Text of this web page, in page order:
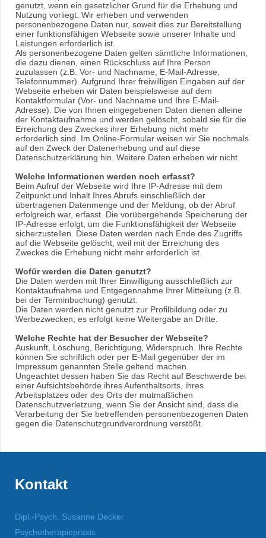
genutzt, wenn ein gesetzlicher Grund für die Erhebung und
Nutzung vorliegt. Wir erheben und verwenden
personenbezogene Daten nur, soweit dies zur Bereitstellung
einer funktionsfähigen Webseite sowie unserer Inhalte und
Leistungen erforderlich ist.
Als personenbezogene Daten gelten sämtliche Informationen,
die dazu dienen, einen Rückschluss auf Ihre Person
zuzulassen (z.B. Vor- und Nachname, E-Mail-Adresse,
Telefonnummer). Aufgrund Ihrer freiwilligen Eingaben auf der
Webseite erheben wir Daten beispielsweise auf dem
Kontaktformular (Vor- und Nachname und Ihre E-Mail-
Adresse). Die von Ihnen eingegebenen Daten dienen alleine
der Kontaktaufnahme und werden gelöscht, sobald sie für die
Erreichung des Zweckes ihrer Erhebung nicht mehr
erforderlich sind. Im Online-Formular weisen wir Sie nochmals
auf den Zweck der Datenerhebung und auf diese
Datenschutzerklärung hin. Weitere Daten erheben wir nicht.
Welche Informationen werden noch erfasst?
Beim Aufruf der Webseite wird Ihre IP-Adresse mit dem
Zeitpunkt und Inhalt Ihres Abrufs einschließlich der
übertragenen Datenmenge und der Meldung, ob der Abruf
erfolgreich war, erfasst. Die vorübergehende Speicherung der
IP-Adresse erfolgt, um die Funktionsfähigkeit der Webseite
sicherzustellen. Diese Daten werden nach Ende des Zugriffs
auf die Webseite gelöscht, weil mit der Erreichung des
Zweckes die Erhebung nicht mehr erforderlich ist.
Wofür werden die Daten genutzt?
Die Daten werden mit Ihrer Einwilligung ausschließlich zur
Kontaktaufnahme und Entgegennahme Ihrer Mitteilung (z.B.
bei der Terminbuchung) genutzt.
Die Daten werden nicht genutzt zur Profilbildung oder zu
Werbezwecken; es erfolgt keine Weitergabe an Dritte.
Welche Rechte hat der Besucher der Webseite?
Auskunft, Löschung, Berichtigung, Widerspruch. Ihre Rechte
können Sie schriftlich oder per E-Mail gegenüber der im
Impressum genannten Stelle geltend machen.
Ungeachtet dessen haben Sie das Recht auf Beschwerde bei
einer Aufsichtsbehörde ihres Aufenthaltsorts, ihres
Arbeitsplatzes oder des Orts der mutmaßlichen
Datenschutzverletzung, wenn Sie der Ansicht sind, dass die
Verarbeitung der Sie betreffenden personenbezogenen Daten
gegen die Datenschutzgrundverordnung verstößt.
Kontakt
Dipl.-Psych. Susanne Decker
Psychotherapiepraxis